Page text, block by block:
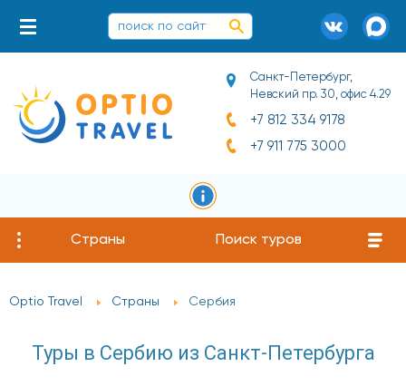
Санкт-Петербург,
Невский пр. 30, офис 4.29
+7 812 334 9178
+7 911 775 3000
Страны Поиск туров
Optio Travel Страны Сербия
Туры в Сербию из Санкт-Петербурга